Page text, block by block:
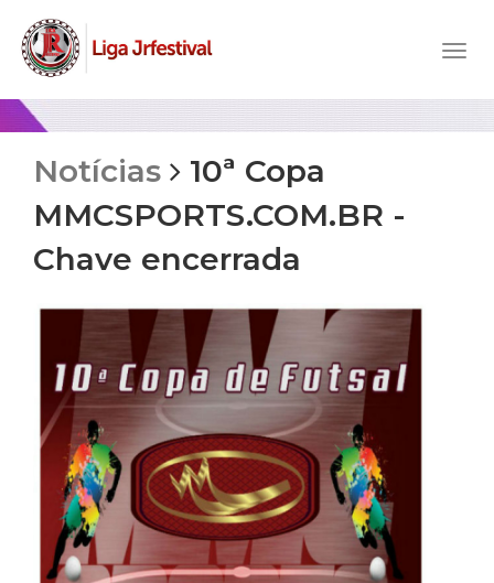
Notícias
10ª Copa
MMCSPORTS.COM.BR -
Chave encerrada